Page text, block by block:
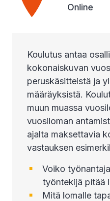
Online
Koulutus antaa
kokonaiskuvan
peruskäsitteistä ja
määräyksistä.
muun muassa
vuosiloman
ajalta maksettavia
vastauksen
Voiko
työntekijä pitää
Mitä lomalle